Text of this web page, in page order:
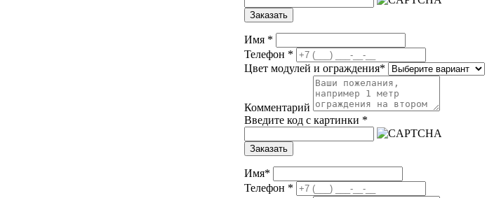
Заказать
Имя *
Телефон *
Цвет модулей и ограждения*
Комментарий
Введите код с картинки *
Заказать
Имя*
Телефон *